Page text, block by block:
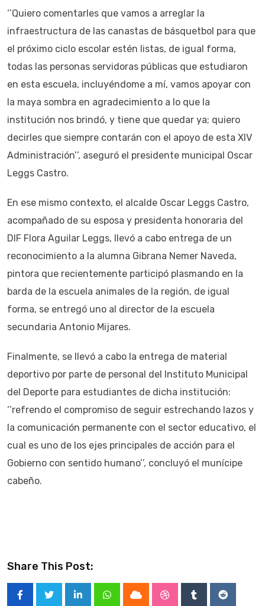
‘’Quiero comentarles que vamos a arreglar la
infraestructura de las canastas de básquetbol para que
el próximo ciclo escolar estén listas, de igual forma,
todas las personas servidoras públicas que estudiaron
en esta escuela, incluyéndome a mí, vamos apoyar con
la maya sombra en agradecimiento a lo que la
institución nos brindó, y tiene que quedar ya; quiero
decirles que siempre contarán con el apoyo de esta XIV
Administración’’, aseguró el presidente municipal Oscar
Leggs Castro.
En ese mismo contexto, el alcalde Oscar Leggs Castro,
acompañado de su esposa y presidenta honoraria del
DIF Flora Aguilar Leggs, llevó a cabo entrega de un
reconocimiento a la alumna Gibrana Nemer Naveda,
pintora que recientemente participó plasmando en la
barda de la escuela animales de la región, de igual
forma, se entregó uno al director de la escuela
secundaria Antonio Mijares.
Finalmente, se llevó a cabo la entrega de material
deportivo por parte de personal del Instituto Municipal
del Deporte para estudiantes de dicha institución:
‘’refrendo el compromiso de seguir estrechando lazos y
la comunicación permanente con el sector educativo, el
cual es uno de los ejes principales de acción para el
Gobierno con sentido humano’’, concluyó el munícipe
cabeño.
Share This Post:
LinkedInWhatsappCloud StumbleUpon
TumblrReddit